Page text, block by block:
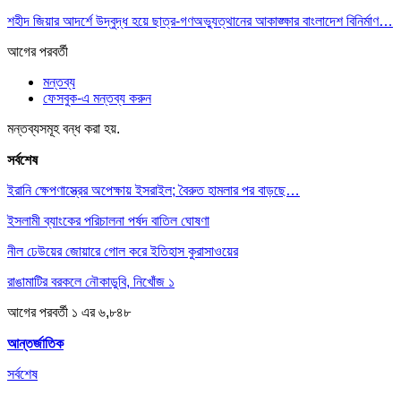
শহীদ জিয়ার আদর্শে উদ্বুদ্ধ হয়ে ছাত্র-গণঅভ্যুত্থানের আকাঙ্ক্ষার বাংলাদেশ বিনির্মাণ…
আগেরপরবর্তী
মন্তব্য
ফেসবুক-এ মন্তব্য করুন
মন্তব্যসমূহ বন্ধ করা হয়.
সর্বশেষ
ইরানি ক্ষেপণাস্ত্রের অপেক্ষায় ইসরাইল; বৈরুত হামলার পর বাড়ছে…
ইসলামী ব্যাংকের পরিচালনা পর্ষদ বাতিল ঘোষণা
নীল ঢেউয়ের জোয়ারে গোল করে ইতিহাস কুরাসাওয়ের
রাঙামাটির বরকলে নৌকাডুবি, নিখোঁজ ১
আগেরপরবর্তী ১ এর ৬,৮৪৮
আন্তর্জাতিক
সর্বশেষ